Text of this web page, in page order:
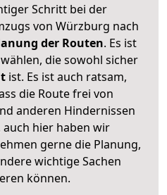
Schritt bei der
von Würzburg nach
der Routen. Es ist
die sowohl sicher
ist. Es ist auch ratsam,
die Route frei von
anderen Hindernissen
auch hier haben wir
gerne die Planung,
wichtige Sachen
können.